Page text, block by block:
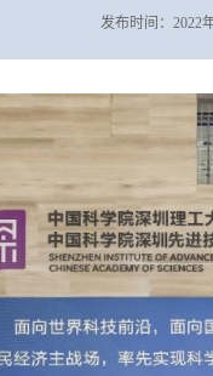
发布时间：2022